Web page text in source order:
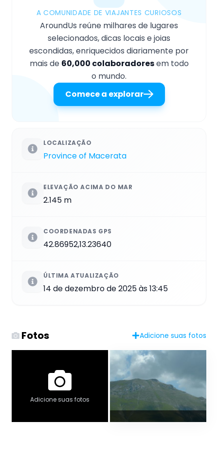
A COMUNIDADE DE VIAJANTES CURIOSOS
AroundUs reúne milhares de lugares
selecionados, dicas locais e joias
escondidas, enriquecidos diariamente por
mais de 60,000 colaboradoresem todo
o mundo.
Comece a explorar
LOCALIZAÇÃO
Province of Macerata
ELEVAÇÃO ACIMA DO MAR
2.145 m
COORDENADAS GPS
42.86952,13.23640
ÚLTIMA ATUALIZAÇÃO
14 de dezembro de 2025 às 13:45
Fotos Adicione suas fotos
Adicione suas fotos